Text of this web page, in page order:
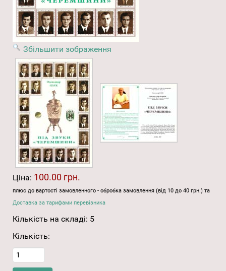
Збільшити зображення
Ціна: 100.00 грн.
плюс до вартості замовленного - обробка замовлення (від 10 до 40 грн.) та
Доставка за тарифами перевізника
Кількість на складі: 5
Кількість: